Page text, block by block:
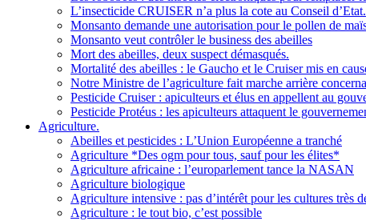
L’insecticide CRUISER n’a plus la cote au Conseil d’Etat.
Monsanto demande une autorisation pour le pollen de
Monsanto veut contrôler le business des abeilles
Mort des abeilles, deux suspect démasqués.
Mortalité des abeilles : le Gaucho et le Cruiser mis en
Notre Ministre de l’agriculture fait marche arrière
Pesticide Cruiser : apiculteurs et élus en appellent au
Pesticide Protéus : les apiculteurs attaquent le
Agriculture.
Abeilles et pesticides : L’Union Européenne a tranché
Agriculture *Des ogm pour tous, sauf pour les élites*
Agriculture africaine : l’europarlement tance la NASAN
Agriculture biologique
Agriculture intensive : pas d’intérêt pour les cultures très
Agriculture : le tout bio, c’est possible